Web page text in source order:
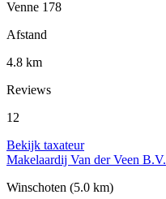
Venne 178
Afstand
4.8 km
Reviews
12
Bekijk taxateur
Makelaardij Van der Veen B.V.
Winschoten (5.0 km)